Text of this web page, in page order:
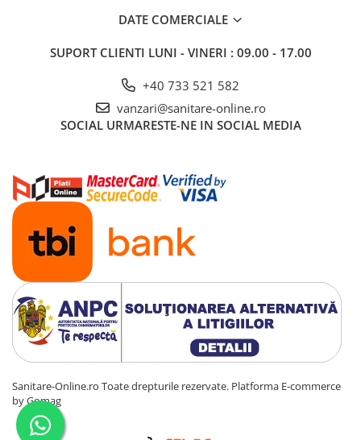
DATE COMERCIALE
SUPORT CLIENTI LUNI - VINERI : 09.00 - 17.00
+40 733 521 582
vanzari@sanitare-online.ro
SOCIAL URMARESTE-NE IN SOCIAL MEDIA
Sanitare-Online.ro Toate drepturile rezervate. Platforma E-commerce
by Gomag